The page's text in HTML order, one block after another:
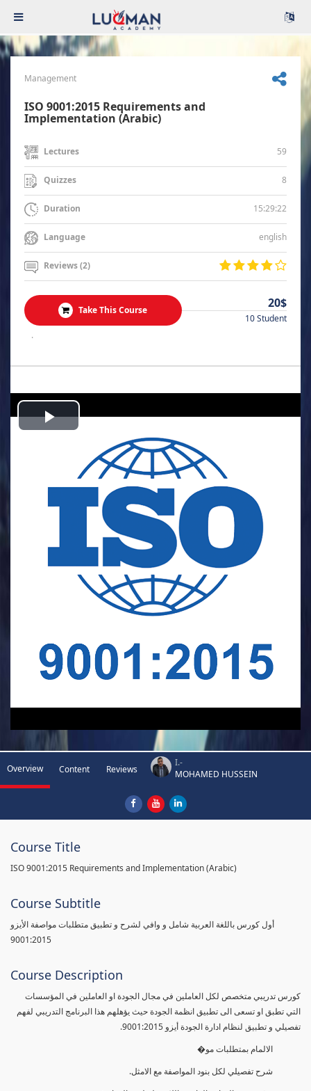
Management
ISO 9001:2015 Requirements and
Implementation (Arabic)
Lectures 59
Quizzes 8
Duration 15:29:22
Language english
Reviews (2)
Take This Course 20$
10 Student
.
Play
Video
Overview Content Reviews
I.-
MOHAMED HUSSEIN
Course Title
ISO 9001:2015 Requirements and Implementation (Arabic)
Course Subtitle
أول كورس باللغة العربية شامل و وافي لشرح و تطبيق متطلبات مواصفة الأيزو
9001:2015
Course Description
كورس تدريبي متخصص لكل العاملين في مجال الجودة او العاملين في المؤسسات
التي تطبق او تسعى الى تطبيق انظمة الجودة حيث يؤهلهم هذا البرنامج التدريبي لفهم
تفصيلي و تطبيق لنظام ادارة الجودة أيزو 9001:2015.
الالمام بمتطلبات مو�
شرح تفصيلي لكل بنود المواصفة مع الامثل.